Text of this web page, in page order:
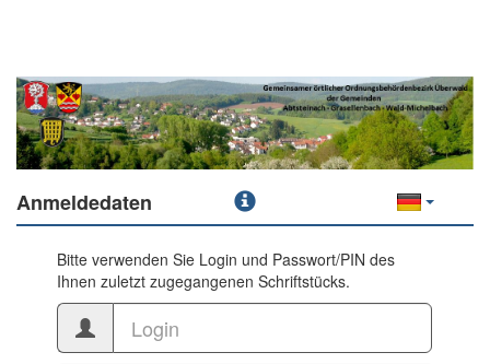
Anmeldedaten
Bitte verwenden Sie Login und Passwort/PIN des
Ihnen zuletzt zugegangenen Schriftstücks.